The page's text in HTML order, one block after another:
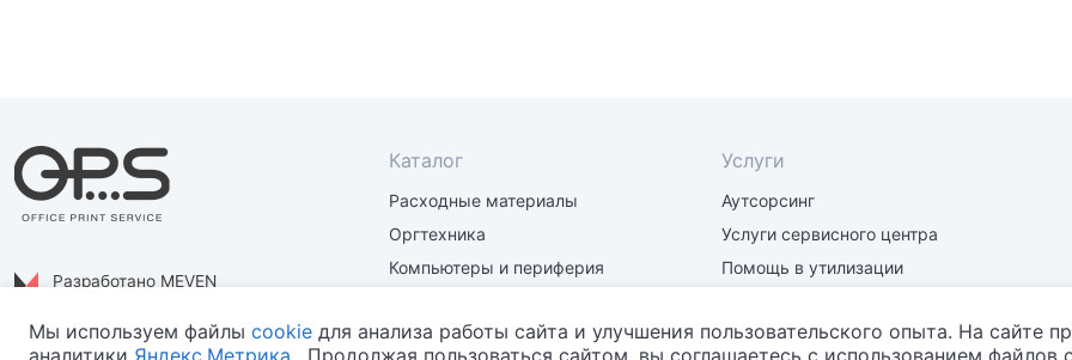
Разработано MEVEN
Политика конфиденциальности
Каталог
Расходные материалы
Оргтехника
Компьютеры и периферия
Услуги
Аутсорсинг
Услуги сервисного центра
Помощь в утилизации
картриджей
Мы используем файлы cookie для анализа работы сайта и улучшения пользовательского опыта. На сайте
аналитики Яндекс.Метрика . Продолжая пользоваться сайтом, вы соглашаетесь с использованием